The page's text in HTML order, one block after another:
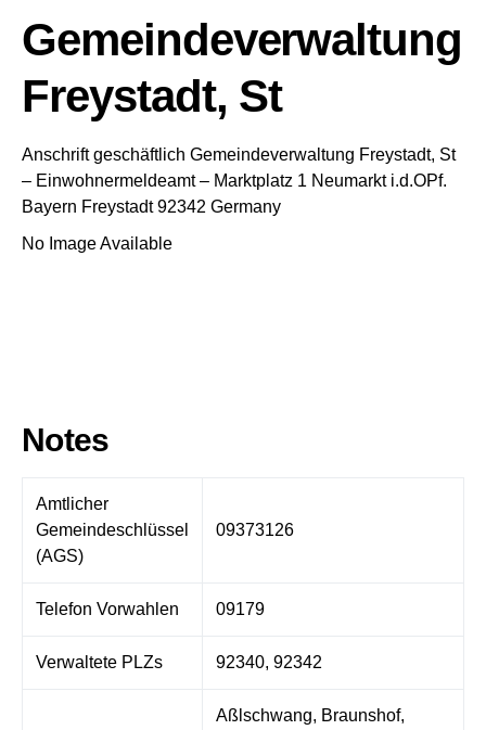
Gemeindeverwaltung
Freystadt, St
Anschrift geschäftlich Gemeindeverwaltung Freystadt, St
– Einwohnermeldeamt – Marktplatz 1 Neumarkt i.d.OPf.
Bayern Freystadt 92342 Germany
No Image Available
Notes
Amtlicher
Gemeindeschlüssel
(AGS)
09373126
Telefon Vorwahlen 09179
Verwaltete PLZs 92340, 92342
Aßlschwang, Braunshof,